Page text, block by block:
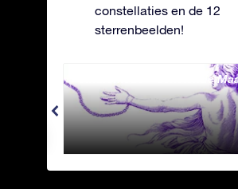
constellaties en de 12
sterrenbeelden!
Andromeda - Geketende